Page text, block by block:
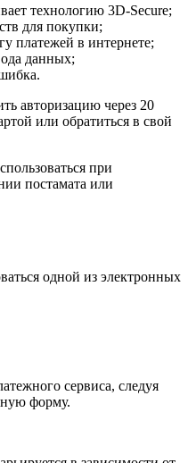
технологию 3D-Secure;
для покупки;
платежей в интернете;
данных;
авторизацию через 20
или обратиться в свой
при
постамата или
одной из электронных
сервиса, следуя
форму.